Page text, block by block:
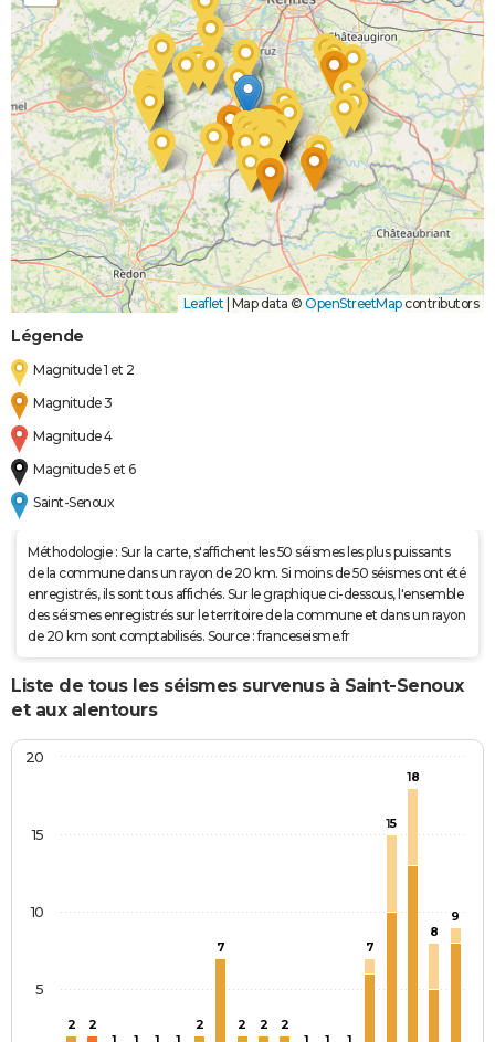
Inondations
et/ou
Coulées de
Boue
17/01/1995 31/01/1995 15 j Oui
Inondations
et/ou
Coulées de
Boue
25/01/1988 16/02/1988 23 j Oui
Leaflet Map data © OpenStreetMapcontributors
Légende
Magnitude 1 et 2
Magnitude 3
Magnitude 4
Magnitude 5 et 6
Saint-Senoux
Méthodologie : Sur la carte, s'affichent les 50 séismes les plus puissants
de la commune dans un rayon de 20 km. Si moins de 50 séismes ont été
enregistrés, ils sont tous affichés. Sur le graphique ci-dessous, l'ensemble
des séismes enregistrés sur le territoire de la commune et dans un rayon
de 20 km sont comptabilisés. Source : franceseisme.fr
Liste de tous les séismes survenus à Saint-Senoux
et aux alentours
2
2
2
7
2 2
2
7
15
18
8
9
5
10
15
20